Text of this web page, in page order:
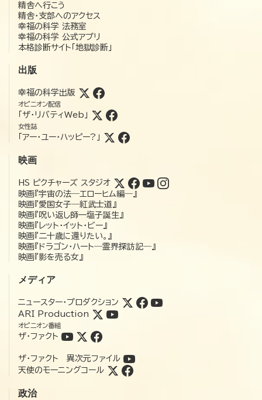
精舎へ行こう
精舎・支部へのアクセス
幸福の科学 法務室
幸福の科学 公式アプリ
本格診断サイト「地獄診断」
出版
幸福の科学出版
オピニオン配信
「ザ・リバティWeb」
女性誌
「アー・ユー・ハッピー?」
映画
HS ピクチャーズ スタジオ
映画『宇宙の法―エローヒム編―』
映画『愛国女子―紅武士道』
映画『呪い返し師—塩子誕生』
映画『レット・イット・ビー』
映画『二十歳に還りたい。』
映画『ドラゴン・ハート―霊界探訪記―』
映画『影を売る女』
メディア
ニュースター・プロダクション
ARI Production
オピニオン番組
ザ・ファクト
ザ・ファクト 異次元ファイル
天使のモーニングコール
政治